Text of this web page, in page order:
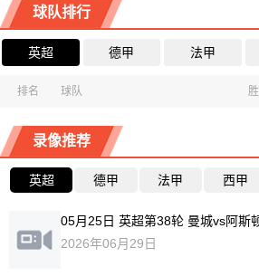
球队排行
英超 德甲 法甲
排名 球队
录像推荐
英超 德甲 法甲 西甲
05月25日 英超第38轮 曼城vs阿斯
2026年06月29日